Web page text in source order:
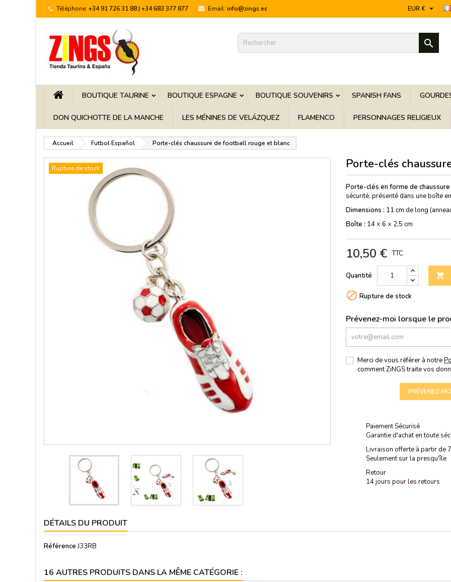
Téléphone: +34 91 726 31 88 | +34 683 377 877 Email: info@zings.es EUR € 

BOUTIQUE TAURINE BOUTIQUE ESPAGNE BOUTIQUE SOUVENIRS SPANISH FANS
DON QUICHOTTE DE LA MANCHE LES MÉNINES DE VELÁZQUEZ FLAMENCO PERSONNAGES RELIGIEUX
Accueil Futbol Español Porte-clés chaussure de football rouge et blanc
Rupture de stock Porte-clés
Porte-clés en forme de
sécurité, présenté dans une boîte
Dimensions : 11 cm de long
Boîte : 14 × 6 × 2,5 cm
10,50 € TTC
Quantité 
 Rupture de stock
Prévenez-moi lorsque le
Merci de vous référer à notre
comment ZiNGS traite vos
PRÉVENEZ-
Paiement Sécurisé
Garantie d'achat en toute
Livraison offerte à partir de
Seulement sur la presqu'île
Retour
14 jours pour les retours
DÉTAILS DU PRODUIT
Référence J33RB
16 AUTRES PRODUITS DANS LA MÊME CATÉGORIE :